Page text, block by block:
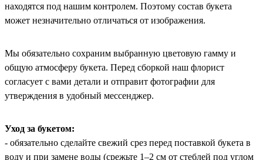
находятся под нашим контролем. Поэтому состав букета
может незначительно отличаться от изображения.
Мы обязательно сохраним выбранную цветовую гамму и
общую атмосферу букета. Перед сборкой наш флорист
согласует с вами детали и отправит фотографии для
утверждения в удобный мессенджер.
Уход за букетом:
- обязательно сделайте свежий срез перед поставкой букета в
воду и при замене воды (срежьте 1–2 см от стеблей под углом